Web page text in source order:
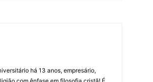
há 13 anos, empresário,